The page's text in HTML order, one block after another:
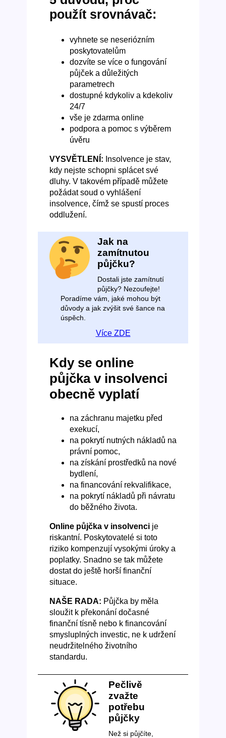
použít srovnávač:
vyhnete se neseriózním
poskytovatelům
dozvíte se více o fungování
půjček a důležitých
parametrech
dostupné kdykoliv a kdekoliv
24/7
vše je zdarma online
podpora a pomoc s výběrem
úvěru
VYSVĚTLENÍ: Insolvence je stav,
kdy nejste schopni splácet své
dluhy. V takovém případě můžete
požádat soud o vyhlášení
insolvence, čímž se spustí proces
oddlužení.
Jak na
zamítnutou
půjčku?
Dostali jste zamítnutí
půjčky? Nezoufejte!
Poradíme vám, jaké mohou být
důvody a jak zvýšit své šance na
úspěch.
Více ZDE
Kdy se online
půjčka v insolvenci
obecně vyplatí
na záchranu majetku před
exekucí,
na pokrytí nutných nákladů na
právní pomoc,
na získání prostředků na nové
bydlení,
na financování rekvalifikace,
na pokrytí nákladů při návratu
do běžného života.
Online půjčka v insolvencije
riskantní. Poskytovatelé si toto
riziko kompenzují vysokými úroky a
poplatky. Snadno se tak můžete
dostat do ještě horší finanční
situace.
NAŠE RADA: Půjčka by měla
sloužit k překonání dočasné
finanční tísně nebo k financování
smysluplných investic, ne k udržení
neudržitelného životního
standardu.
Pečlivě
zvažte
potřebu
půjčky
Než si půjčíte,